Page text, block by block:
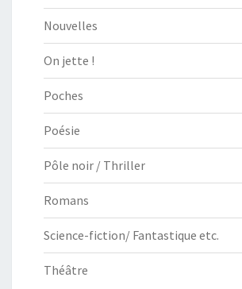
Nouvelles
On jette !
Poches
Poésie
Pôle noir / Thriller
Romans
Science-fiction/ Fantastique etc.
Théâtre